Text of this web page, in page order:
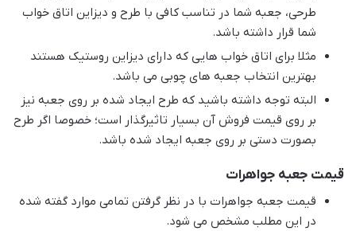
طرحی، جعبه شما در تناسب کافی با طرح و دیزاین اتاق خواب
شما قرار داشته باشد.
مثلا برای اتاق خواب هایی که دارای دیزاین روستیک هستند
بهترین انتخاب جعبه های چوبی می باشد.
البته توجه داشته باشید که طرح ایجاد شده بر روی جعبه نیز
بر روی قیمت فروش آن بسیار تاثیرگذار است؛ خصوصا اگر طرح
بصورت دستی بر روی جعبه ایجاد شده باشد.
قیمت جعبه جواهرات
قیمت جعبه جواهرات با در نظر گرفتن تمامی موارد گفته شده
در این مطلب مشخص می شود.